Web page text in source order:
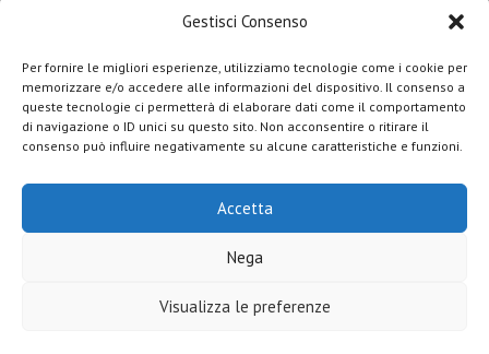
Gestisci Consenso
Per fornire le migliori esperienze, utilizziamo tecnologie come i cookie per
memorizzare e/o accedere alle informazioni del dispositivo. Il consenso a
queste tecnologie ci permetterà di elaborare dati come il comportamento
di navigazione o ID unici su questo sito. Non acconsentire o ritirare il
consenso può influire negativamente su alcune caratteristiche e funzioni.
Accetta
Nega
Visualizza le preferenze
Privacy Policy